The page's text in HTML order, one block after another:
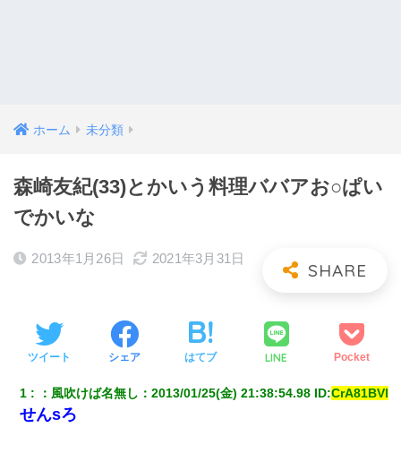
ホーム 未分類
森崎友紀(33)とかいう料理ババアお○ぱい
でかいな
2013年1月26日 2021年3月31日
ツイート シェア はてブ LINE Pocket
1 ： 風吹けば名無し ：2013/01/25(金) 21:38:54.98 ID:CrA81BVl
せんsろ